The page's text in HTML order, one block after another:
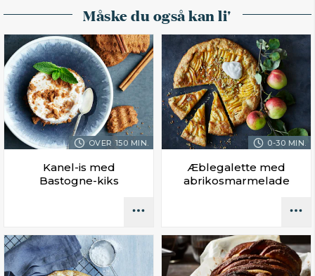
Måske du også kan li'
OVER 150 MIN.
Kanel-is med
Bastogne-kiks
0-30 MIN.
Æblegalette med
abrikosmarmelade